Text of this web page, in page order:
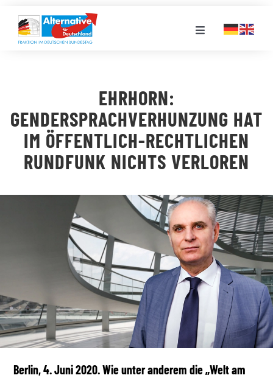
Inhalt
springen
Toggle
LANDESGRUPPEN
VERANSTALTUNGEN
STELLENPORTAL
EHRHORN:
GENDERSPRACHVERHUNZUNG HAT
IM ÖFFENTLICH-RECHTLICHEN
RUNDFUNK NICHTS VERLOREN
Berlin, 4. Juni 2020. Wie unter anderem die „Welt am